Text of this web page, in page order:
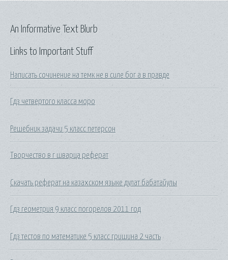
Links to Important Stuff
Написать сочинение на темк не в силе бог а в правде
Гдз четвертого класса моро
Решебник задачи 5 класс петерсон
Творчество в г шварца реферат
Скачать реферат на казахском языке дулат бабатайулы
Гдз геометрия 9 класс погорелов 2011 год
Гдз тестов по математике 5 класс гришина 2 часть
An Informative Text Blurb